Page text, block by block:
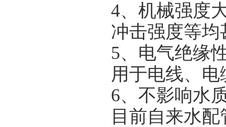
4、机械强度
冲击强度等
5、电气绝缘
用于电线、
6、不影响水
目前自来水